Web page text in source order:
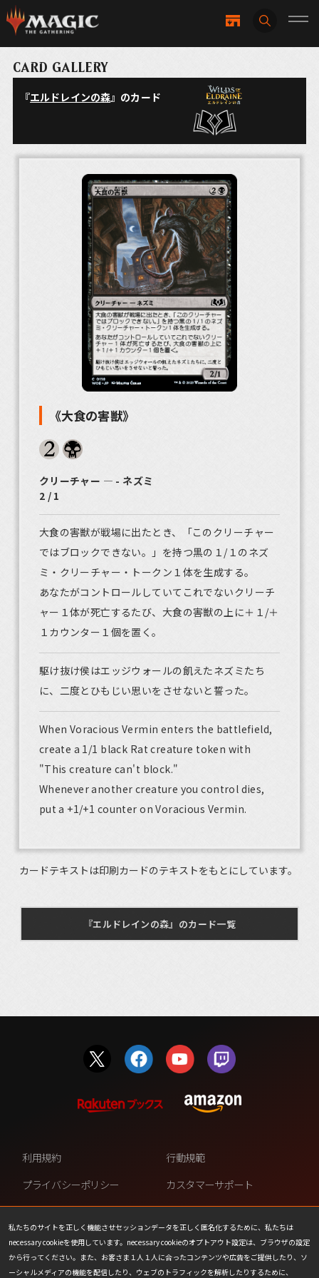
CARD GALLERY
『エルドレインの森』のカード
《大食の害獣》
クリーチャー ― - ネズミ
2 / 1
大食の害獣が戦場に出たとき、「このクリーチャー
ではブロックできない。」を持つ黒の１/１のネズ
ミ・クリーチャー・トークン１体を生成する。
あなたがコントロールしていてこれでないクリーチ
ャー１体が死亡するたび、大食の害獣の上に＋１/＋
１カウンター１個を置く。
駆け抜け侯はエッジウォールの飢えたネズミたち
に、二度とひもじい思いをさせないと誓った。
When Voracious Vermin enters the battlefield,
create a 1/1 black Rat creature token with
"This creature can't block."
Whenever another creature you control dies,
put a +1/+1 counter on Voracious Vermin.
カードテキストは印刷カードのテキストをもとにしています。
『エルドレインの森』のカード一覧
私たちのサイトを正しく機能させセッションデータを正しく匿名化するために、私たちは
necessary cookieを使用しています。necessary cookieのオプトアウト設定は、ブラウザの設定
から行ってください。また、お客さま１人１人に合ったコンテンツや広告をご提供したり、ソ
ーシャルメディアの機能を配信したり、ウェブのトラフィックを解析したりするために、
利用規約
行動規範
プライバシーポリシー
カスタマーサポート
ファンコンテンツ・ポリシー
個人情報の販売や共有を許可し
ない
COOKIE
プレスリリース